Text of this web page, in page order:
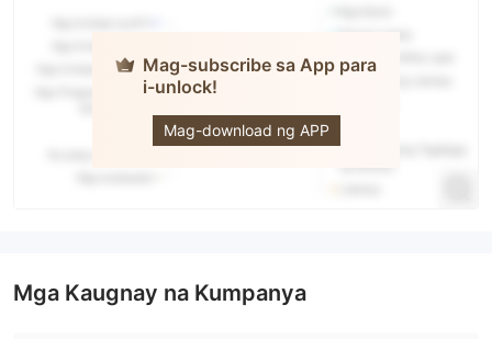
Mag-subscribe sa App para
i-unlock!
Mag-download ng APP
Mga Kaugnay na Kumpanya